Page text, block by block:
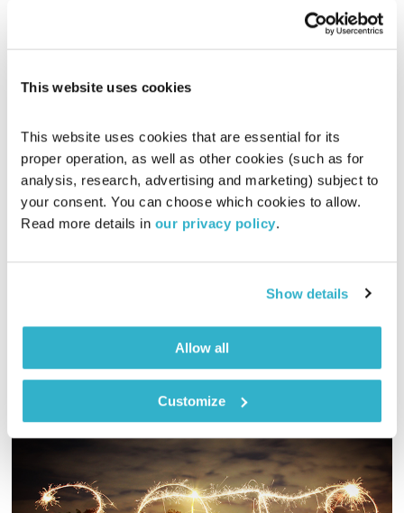
This website uses cookies
This website uses cookies that are essential for its
proper operation, as well as other cookies (such as for
analysis, research, advertising and marketing) subject to
your consent. You can choose which cookies to allow.
Read more details in our privacy policy.
Show details
Allow all
Customize
התעוררות – 28.8.23
התעוררות
גליה גלעדי
28.08.23
01:27:11
מעולה בעריכתה ובהגשתה
אודיו